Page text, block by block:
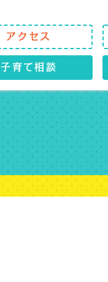
アクセス
子育て相談